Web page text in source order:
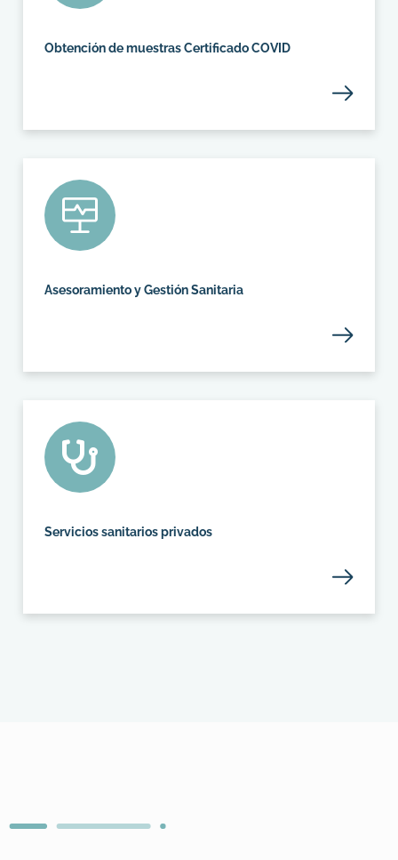
Obtención de muestras Certificado COVID
Asesoramiento y Gestión Sanitaria
Servicios sanitarios privados